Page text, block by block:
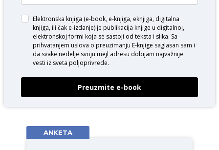
Elektronska knjiga (e-book, e-knjiga, eknjiga, digitalna
knjiga, ili čak e-izdanje) je publikacija knjige u digitalnoj,
elektronskoj formi koja se sastoji od teksta i slika. Sa
prihvatanjem uslova o preuzimanju E-knjige saglasan sam i
da svake nedelje svoju mejl adresu dobijam najvažnije
vesti iz sveta poljoprivrede.
Preuzmite e-book
ANKETA